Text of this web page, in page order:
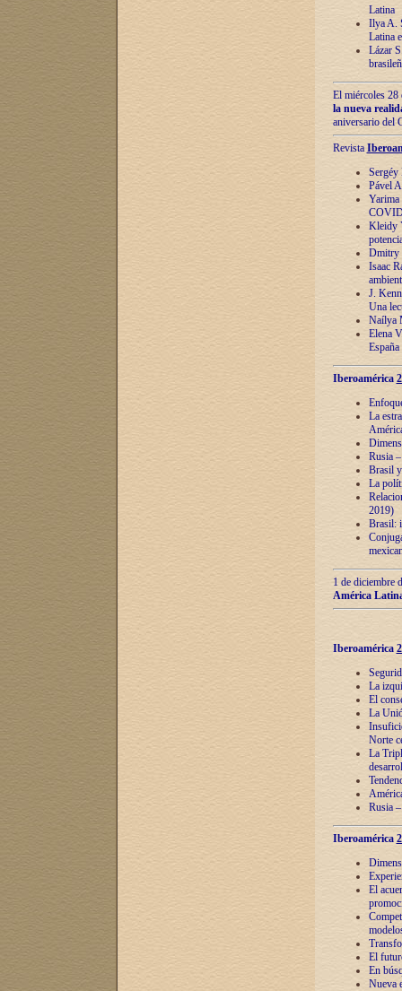
Latina
Ilya A.
Latina
Lázar
El miércoles 28
la nueva
aniversario del
Revista
Sergéy
Pável
Yarima
Kleidy
Dmitry
Isaac
J.
Una
Naílya
Elena
España
Iberoamérica
La
Rusia
Brasil
La
2019)
Brasil:
1 de diciembre
América
Iberoamérica
La
El
La
Norte
La
Rusia
Iberoamérica
El
El
En
Nueva